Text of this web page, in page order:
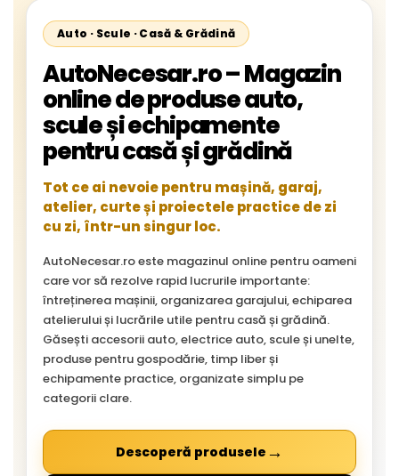
Auto · Scule · Casă & Grădină
AutoNecesar.ro – Magazin
online de produse auto,
scule și echipamente
pentru casă și grădină
Tot ce ai nevoie pentru mașină, garaj,
atelier, curte și proiectele practice de zi
cu zi, într-un singur loc.
AutoNecesar.ro este magazinul online pentru oameni
care vor să rezolve rapid lucrurile importante:
întreținerea mașinii, organizarea garajului, echiparea
atelierului și lucrările utile pentru casă și grădină.
Găsești accesorii auto, electrice auto, scule și unelte,
produse pentru gospodărie, timp liber și
echipamente practice, organizate simplu pe
categorii clare.
Descoperă produsele →